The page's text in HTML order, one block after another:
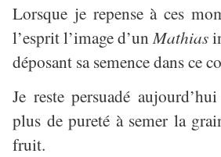
Lorsque je repense à ces
l’esprit l’image d’unMathias
déposant sa semence dans ce
Je reste persuadé
plus de pureté à semer la
fruit.